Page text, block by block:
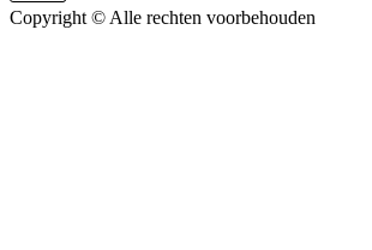
Copyright © Alle rechten voorbehouden